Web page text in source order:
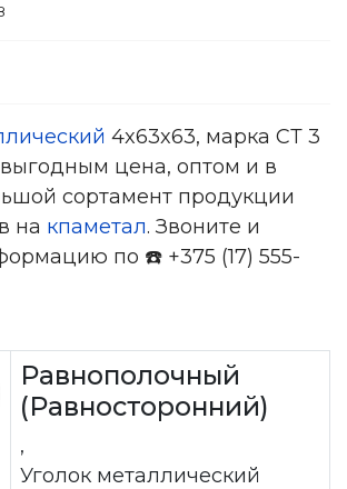
4x63x63, марка СТ 3
цена, оптом и в
сортамент продукции
на кпаметал. Звоните и
по ☎️ +375 (17) 555-
Равнополочный
(Равносторонний)
,
Уголок металлический